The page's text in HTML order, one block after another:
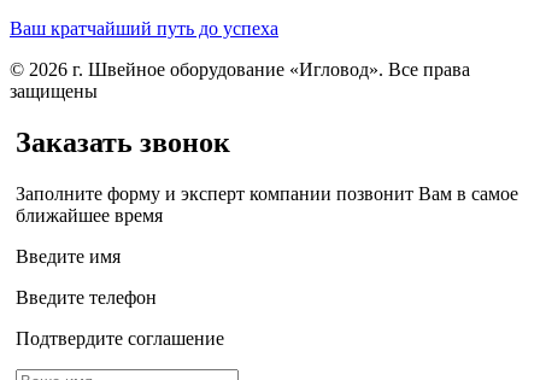
Ваш кратчайший путь до успеха
© 2026 г. Швейное оборудование «Игловод». Все права
защищены
Заказать звонок
Заполните форму и эксперт компании позвонит Вам в самое
ближайшее время
Введите имя
Введите телефон
Подтвердите соглашение